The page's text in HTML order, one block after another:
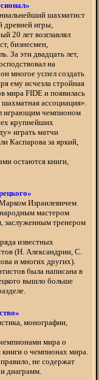
шахматист
древней игры,
20 лет возглавлял
бизнесмен,
За эти двадцать лет,
на
многое успел создать
ему исчезла стройная
мира FIDE и появилась
ассоциация».
играющим чемпионом
крупнейших
играть матчи
Каспарова за яркий,
остаются книги,
Израилевичем
мастером
заслуженным тренером
известных
(Н. Александрии, С.
и многих других).
была написана в
вышло больше
монографии,
мира о
о чемпионах мира.
не содержат
диаграмм.